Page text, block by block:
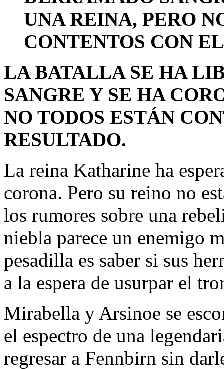
UNA REINA, PERO
CONTENTOS CON
LA BATALLA SE HA
SANGRE Y SE HA
NO TODOS ESTÁN
RESULTADO.
La reina Katharine ha
corona. Pero su reino no
los rumores sobre una
niebla parece un enemigo
pesadilla es saber si sus
a la espera de usurpar el
Mirabella y Arsinoe se
el espectro de una
regresar a Fennbirn sin